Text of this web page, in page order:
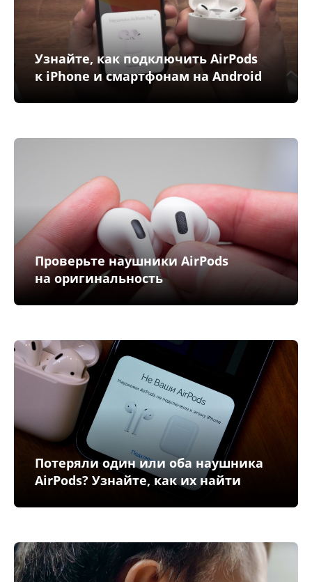
Узнайте, как подключить AirPods
к iPhone и смартфонам на Android
Проверьте наушники AirPods
на оригинальность
Потеряли один или оба наушника
AirPods? Узнайте, как их найти